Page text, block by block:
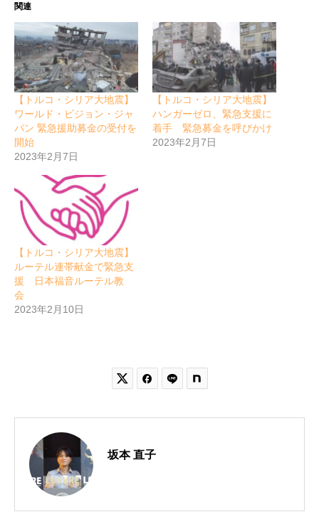
関連
【トルコ・シリア大地震】
ワールド・ビジョン・ジャ
パン 緊急援助募金の受付を
開始
2023年2月7日
【トルコ・シリア大地震】
ハンガーゼロ、緊急支援に
着手 緊急募金を呼びかけ
2023年2月7日
【トルコ・シリア大地震】
ルーテル連帯献金で緊急支
援 日本福音ルーテル教
会
2023年2月10日
 
坂本 直子